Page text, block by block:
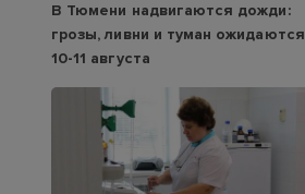
В Тюмени надвигаются дожди:
грозы, ливни и туман ожидаются
10-11 августа